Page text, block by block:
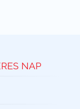
NAP